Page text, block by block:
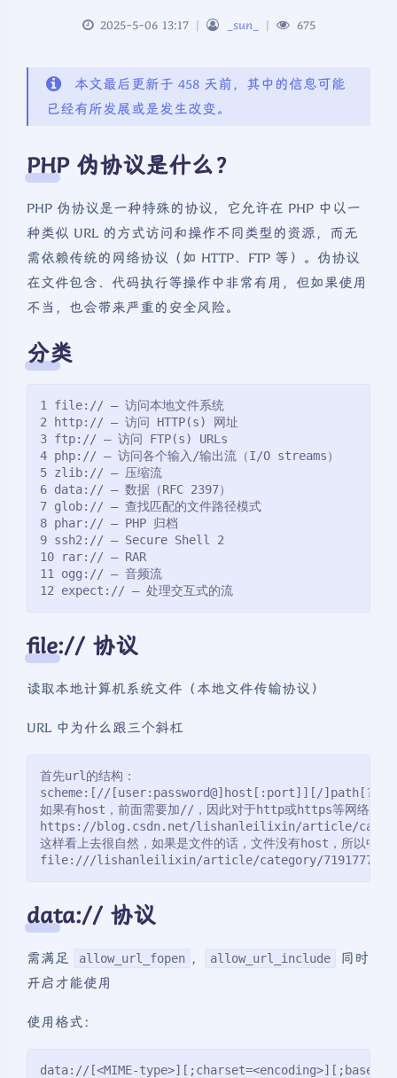
2025-5-06 13:17 | _sun_ | 675
本文最后更新于 458 天前，其中的信息可能
已经有所发展或是发生改变。
PHP 伪协议是什么？
PHP 伪协议是一种特殊的协议，它允许在 PHP 中以一
种类似 URL 的方式访问和操作不同类型的资源，而无
需依赖传统的网络协议（如 HTTP、FTP 等）。伪协议
在文件包含、代码执行等操作中非常有用，但如果使用
不当，也会带来严重的安全风险。
分类
1 file:// — 访问本地文件系统
2 http:// — 访问 HTTP(s) 网址
3 ftp:// — 访问 FTP(s) URLs
4 php:// — 访问各个输入/输出流（I/O streams）
5 zlib:// — 压缩流
6 data:// — 数据（RFC 2397）
7 glob:// — 查找匹配的文件路径模式
8 phar:// — PHP 归档
9 ssh2:// — Secure Shell 2
10 rar:// — RAR
11 ogg:// — 音频流
12 expect:// — 处理交互式的流
file:// 协议
读取本地计算机系统文件（本地文件传输协议）
URL 中为什么跟三个斜杠
首先url的结构：
scheme:[//[user:password@]host[:port]][/
如果有host，前面需要加//，因此对于http或https等网络地址
https://blog.csdn.net/lishanleilixin/article/
这样看上去很自然，如果是文件的话，文件没有host，所以中
file:///lishanleilixin/article/category/7191777
data:// 协议
需满足 allow_url_fopen ， allow_url_include
同时
开启才能使用
使用格式：
data://[<MIME-